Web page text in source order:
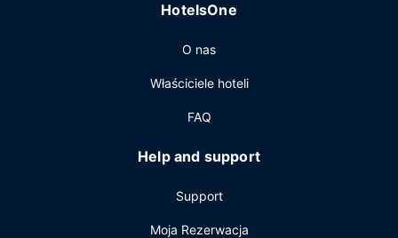
Udogodnienia biznesowe to komputer stacjonarny,
wymeldowanie. Jeżeli planujesz spotkanie w mieście West
Palm Beach, hotel oferuje pomieszczenia konferencyjne
kw. (35000 stopy kwadratowe). Bezpłatne udogodnienia
to transport z lotniska i na lotnisko w niektórych
HotelsOne
O nas
Właściciele hoteli
FAQ
Help and support
Support
Moja Rezerwacja